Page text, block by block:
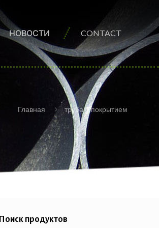
НОВОСТИ CONTACT
Главная труба с покрытием
Поиск продуктов